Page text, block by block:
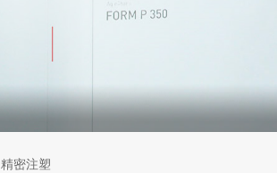
精密注塑